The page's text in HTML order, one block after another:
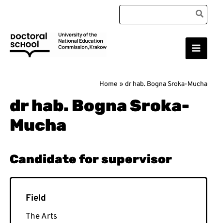
content
Search
for:
Main
Home dr hab. Bogna Sroka-Mucha
dr hab. Bogna Sroka-
Mucha
The Arts